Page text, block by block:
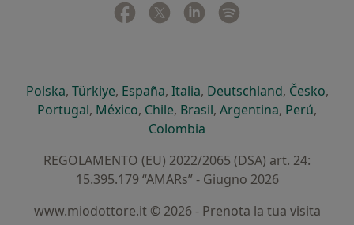
Facebook
si apre in una nuova scheda
Twitter
si apre in una nuova scheda
Linkedin
si apre in una nuova
Polskasi apre in una nuova scheda
, Türkiyesi apre in una nuova scheda
, Españasi apre in una nuova scheda
, Italiasi apre in una nuova
, Deutschlandsi apre in
, Českosi
,
Portugalsi apre in una nuova scheda
, Méxicosi apre in una nuova scheda
, Chilesi apre in una nuova scheda
, Brasilsi apre in una nuova
, Argentinasi apre in
, Perúsi
,
Colombia
REGOLAMENTO (EU) 2022/2065 (DSA) art. 24:
15.395.179 “AMARs” - Giugno 2026
www.miodottore.it © 2026 - Prenota la tua visita